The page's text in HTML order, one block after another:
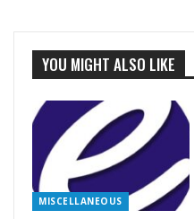
YOU MIGHT ALSO LIKE
MISCELLANEOUS